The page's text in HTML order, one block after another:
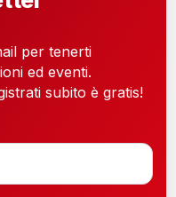
per tenerti
ed eventi.
subito è gratis!